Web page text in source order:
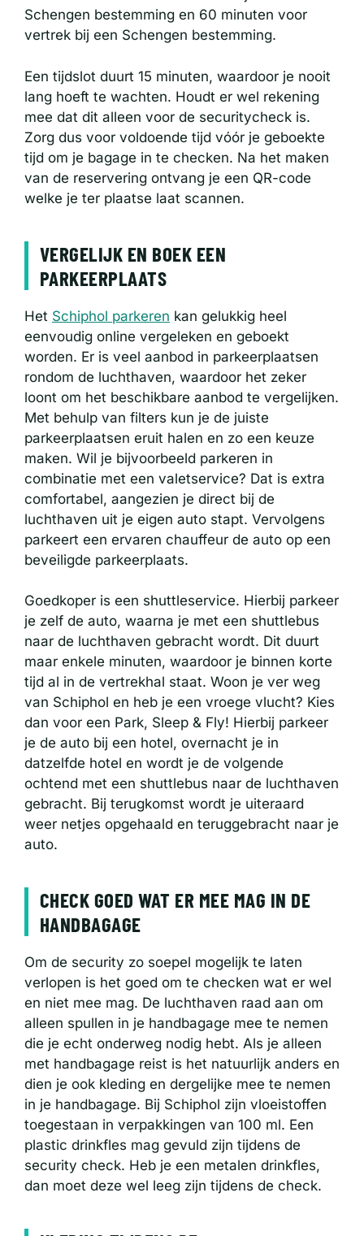
Schengen bestemming en 60 minuten voor
vertrek bij een Schengen bestemming.
Een tijdslot duurt 15 minuten, waardoor je nooit
lang hoeft te wachten. Houdt er wel rekening
mee dat dit alleen voor de securitycheck is.
Zorg dus voor voldoende tijd vóór je geboekte
tijd om je bagage in te checken. Na het maken
van de reservering ontvang je een QR-code
welke je ter plaatse laat scannen.
VERGELIJK EN BOEK EEN
PARKEERPLAATS
Het Schiphol parkeren kan gelukkig heel
eenvoudig online vergeleken en geboekt
worden. Er is veel aanbod in parkeerplaatsen
rondom de luchthaven, waardoor het zeker
loont om het beschikbare aanbod te vergelijken.
Met behulp van filters kun je de juiste
parkeerplaatsen eruit halen en zo een keuze
maken. Wil je bijvoorbeeld parkeren in
combinatie met een valetservice? Dat is extra
comfortabel, aangezien je direct bij de
luchthaven uit je eigen auto stapt. Vervolgens
parkeert een ervaren chauffeur de auto op een
beveiligde parkeerplaats.
Goedkoper is een shuttleservice. Hierbij parkeer
je zelf de auto, waarna je met een shuttlebus
naar de luchthaven gebracht wordt. Dit duurt
maar enkele minuten, waardoor je binnen korte
tijd al in de vertrekhal staat. Woon je ver weg
van Schiphol en heb je een vroege vlucht? Kies
dan voor een Park, Sleep & Fly! Hierbij parkeer
je de auto bij een hotel, overnacht je in
datzelfde hotel en wordt je de volgende
ochtend met een shuttlebus naar de luchthaven
gebracht. Bij terugkomst wordt je uiteraard
weer netjes opgehaald en teruggebracht naar je
auto.
CHECK GOED WAT ER MEE MAG IN DE
HANDBAGAGE
Om de security zo soepel mogelijk te laten
verlopen is het goed om te checken wat er wel
en niet mee mag. De luchthaven raad aan om
alleen spullen in je handbagage mee te nemen
die je echt onderweg nodig hebt. Als je alleen
met handbagage reist is het natuurlijk anders en
dien je ook kleding en dergelijke mee te nemen
in je handbagage. Bij Schiphol zijn vloeistoffen
toegestaan in verpakkingen van 100 ml. Een
plastic drinkfles mag gevuld zijn tijdens de
security check. Heb je een metalen drinkfles,
dan moet deze wel leeg zijn tijdens de check.